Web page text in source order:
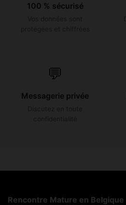
100 % sécurisé
💬
Messagerie privée
Rencontre Mature en Belgique